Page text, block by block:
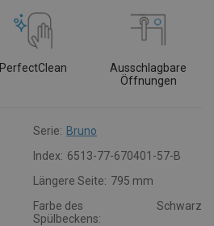
PerfectClean
Ausschlagbare
Öffnungen
Serie: Bruno
Index: 6513-77-670401-57-B
Längere Seite: 795 mm
Farbe des
Spülbeckens:
Schwarz